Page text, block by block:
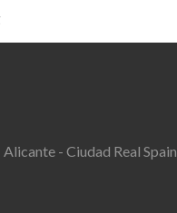
- Ciudad Real Spain